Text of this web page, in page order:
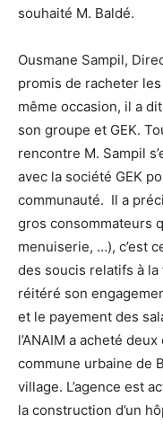
souhaité M. Baldé.
Ousmane Sampil,
promis de racheter
même occasion, il a
son groupe et GEK.
rencontre M. Sampil
avec la société GEK
communauté. Il a
gros consommateurs
menuiserie, …), c’est
des soucis relatifs à
réitéré son
et le payement des
l’ANAIM a acheté
commune urbaine de
village. L’agence est
la construction d’un